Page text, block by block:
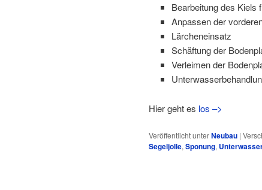
Bearbeitung des Kiels
Anpassen der
Lärcheneinsatz
Schäftung der
Verleimen der
Hier geht es los –>
Veröffentlicht unterNeubau |
Segeljolle, Sponung,